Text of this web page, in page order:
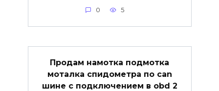
0 5
Продам намотка подмотка
моталка спидометра по can
шине с подключением в obd 2